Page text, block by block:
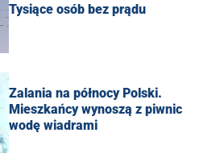
Tysiące osób bez prądu
Zalania na północy Polski.
Mieszkańcy wynoszą z piwnic
wodę wiadrami